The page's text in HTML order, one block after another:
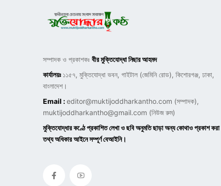
সম্পাদক ও প্রকাশকঃ বীর মুক্তিযোদ্ধা নিছার আহমদ
কার্যালয়ঃ ১১৫৭, মুক্তিযোদ্ধা ভবন, গাইটাল (জেমিনি রোড), কিশোরগঞ্জ, ঢাকা,
বাংলাদেশ।
Email :editor@muktijoddharkantho.com (সম্পাদক),
muktijoddharkantho@gmail.com (নিউজ রুম)
মুক্তিযোদ্ধার কণ্ঠে প্রকাশিত লেখা ও ছবি অনুমতি ছাড়া অন্য কোথাও প্রকাশ করা
তথ্য অধিকার আইনে সম্পূর্ণ বেআইনি।